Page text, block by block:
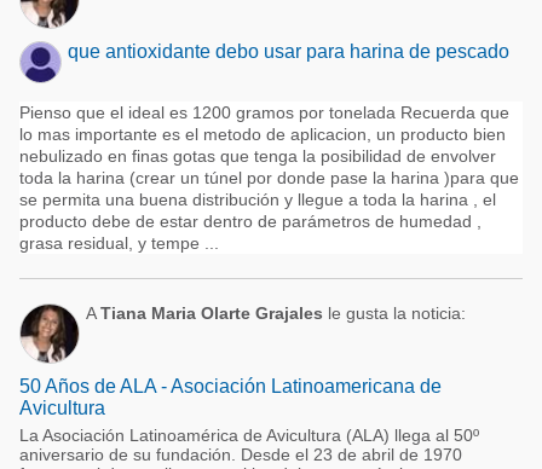
que antioxidante debo usar para harina de pescado
Pienso que el ideal es 1200 gramos por tonelada Recuerda que
lo mas importante es el metodo de aplicacion, un producto bien
nebulizado en finas gotas que tenga la posibilidad de envolver
toda la harina (crear un túnel por donde pase la harina )para que
se permita una buena distribución y llegue a toda la harina , el
producto debe de estar dentro de parámetros de humedad ,
grasa residual, y tempe ...
ATiana Maria Olarte Grajales le gusta la noticia:
50 Años de ALA - Asociación Latinoamericana de
Avicultura
La Asociación Latinoamérica de Avicultura (ALA) llega al 50º
aniversario de su fundación. Desde el 23 de abril de 1970